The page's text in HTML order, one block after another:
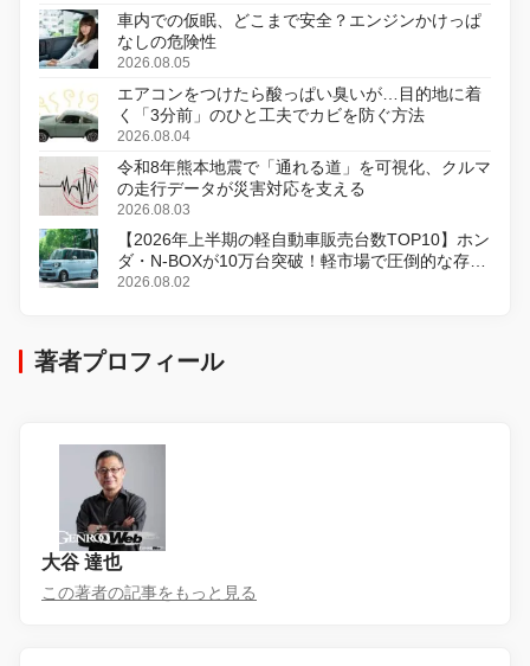
車内での仮眠、どこまで安全？エンジンかけっぱ
なしの危険性
2026.08.05
エアコンをつけたら酸っぱい臭いが…目的地に着
く「3分前」のひと工夫でカビを防ぐ方法
2026.08.04
令和8年熊本地震で「通れる道」を可視化、クルマ
の走行データが災害対応を支える
2026.08.03
【2026年上半期の軽自動車販売台数TOP10】ホン
ダ・N-BOXが10万台突破！軽市場で圧倒的な存在
感
2026.08.02
著者プロフィール
大谷 達也
この著者の記事をもっと見る